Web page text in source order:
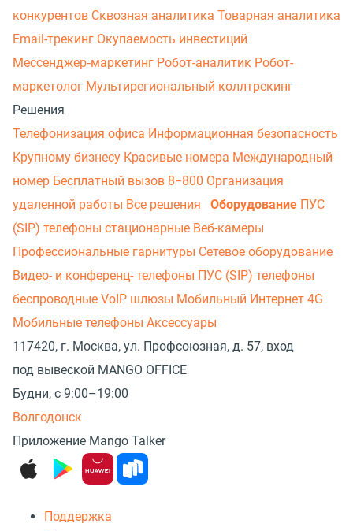
конкурентов Сквозная аналитика Товарная аналитика
Email-трекинг Окупаемость инвестиций
Мессенджер‑маркетинг Робот-аналитик Робот-
маркетолог Мультирегиональный коллтрекинг
Решения
Телефонизация офиса Информационная безопасность
Крупному бизнесу Красивые номера Международный
номер Бесплатный вызов 8−800 Организация
удаленной работы Все решения Оборудование ПУС
(SIP) телефоны стационарные Веб-камеры
Профессиональные гарнитуры Сетевое оборудование
Видео- и конференц- телефоны ПУС (SIP) телефоны
беспроводные VoIP шлюзы Мобильный Интернет 4G
Мобильные телефоны Аксессуары
117420, г. Москва, ул. Профсоюзная, д. 57, вход
под вывеской MANGO OFFICE
Будни, с 9:00–19:00
Волгодонск
Приложение Mango Talker
Поддержка